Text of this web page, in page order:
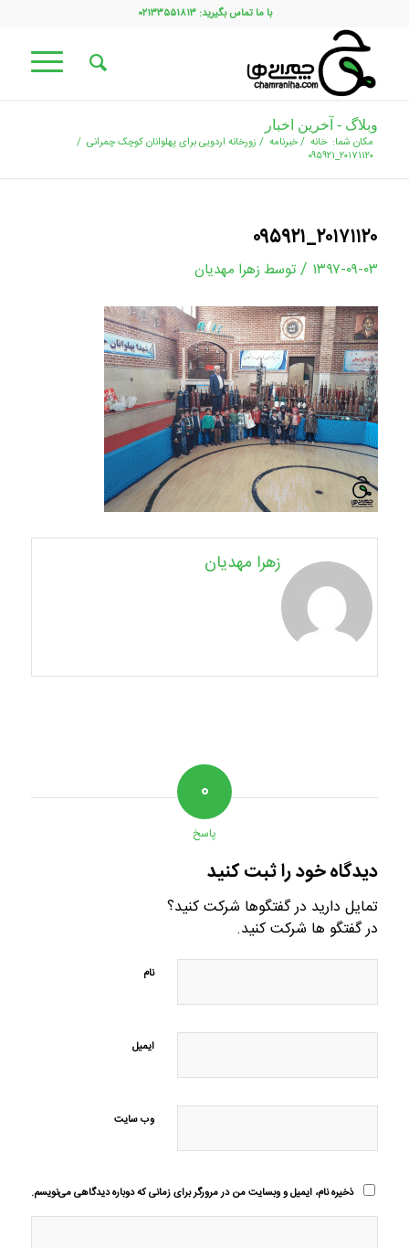
با ما تماس بگیرید: ۰۲۱۳۳۵۵۱۸۱۳
وبلاگ - آخرین اخبار
مکان شما: خانه /خبرنامه / زورخانه اردویی برای پهلوانان کوچک چمرانی /
۲۰۱۷۱۱۲۰_۰۹۵۹۲۱
۲۰۱۷۱۱۲۰_۰۹۵۹۲۱
۱۳۹۷-۰۹-۰۳ / توسط زهرا مهدیان
زهرا مهدیان
۰
پاسخ
دیدگاه خود را ثبت کنید
تمایل دارید در گفتگوها شرکت کنید؟
در گفتگو ها شرکت کنید.
نام
ایمیل
وب‌ سایت
ذخیره نام، ایمیل و وبسایت من در مرورگر برای زمانی که دوباره دیدگاهی می‌نویسم.